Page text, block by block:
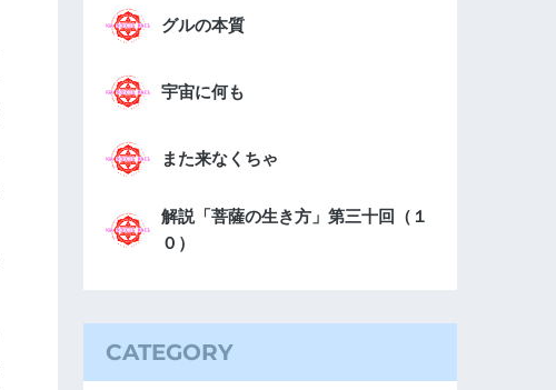
グルの本質
宇宙に何も
また来なくちゃ
解説「菩薩の生き方」第三十回（１
０）
CATEGORY